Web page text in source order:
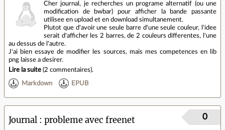
Cher journal, je recherches un programe alternatif (ou une
modification de bwbar) pour afficher la bande passante
utilisee en upload et en download simultanement.
Plutot que d'avoir une seule barre d'une seule couleur, l'idee
serait d'afficher les 2 barres, de 2 couleurs differentes, l'une
au dessus de l'autre.
J'ai bien essaye de modifier les sources, mais mes competences en lib
png laisse a desirer.
Lire la suite (2 commentaires).
Markdown EPUB
Journal probleme avec freenet 0